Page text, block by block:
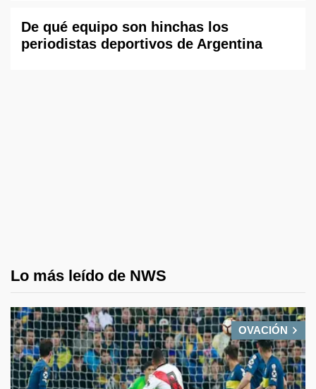
De qué equipo son hinchas los
periodistas deportivos de Argentina
Lo más leído de NWS
OVACIÓN